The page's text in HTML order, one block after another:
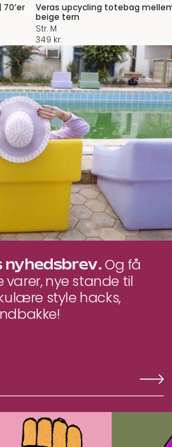
Veras upcycling totebag
beige tern
Str. M
349 kr.
nyhedsbrev.Og få
nye stande til
style hacks,